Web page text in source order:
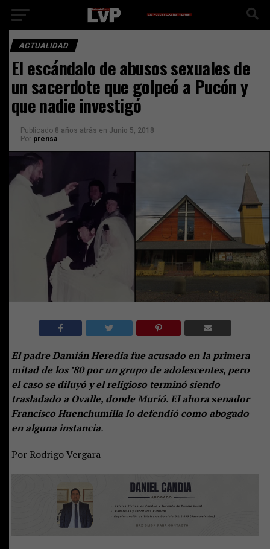
ACTUALIDAD
El escándalo de abusos sexuales de
un sacerdote que golpeó a Pucón y
que nadie investigó
Publicado 8 años atrás en Junio 5, 2018
Por prensa
El padre Damián Heredia fue acusado en la primera
mitad de los ’80 por un grupo de adolescentes, pero
el caso se diluyó y el religioso terminó siendo
trasladado a Ovalle, donde Murió. El ahorasenador
Francisco Huenchumilla lo defendió como abogado
en alguna instancia.
Por Rodrigo Vergara